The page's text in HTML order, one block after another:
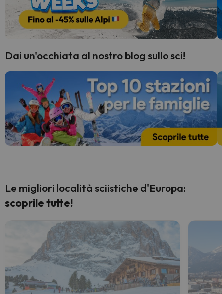
Dai un'occhiata al nostro blog sullo sci!
Le migliori località sciistiche d'Europa:
scoprile tutte!